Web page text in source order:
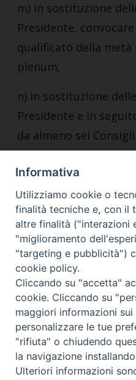
m) in sostituzione
Presidente,
qualificato della
plenum;
n) in sostituzione
Presidente e in
da almeno sei
tra loro coordinate,
con voto a
o) nominare, per il
proprio mandato, il
delle iniziative
12.3 Il Consiglio
ordinariamente
anche online, su
nazionale, inviata
con non meno di
In caso di urgenza
Informativa
Utilizziamo cookie o
finalità tecniche e, con il
altre finalità ("interazioni
"miglioramento
"targeting e pubblicità")
cookie policy.
Cliccando su "accetta"
cookie. Cliccando su
maggiori informazioni
personalizzare le tue
"rifiuta" o chiudendo
la navigazione
Ulteriori informazioni